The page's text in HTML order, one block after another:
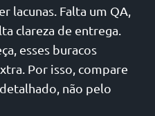
lacunas. Falta um QA,
clareza de entrega.
esses buracos
Por isso, compare
não pelo